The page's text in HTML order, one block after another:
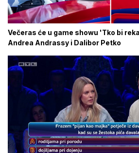
Večeras će u game showu 'Tko bi
Andrea Andrassy i Dalibor Petko